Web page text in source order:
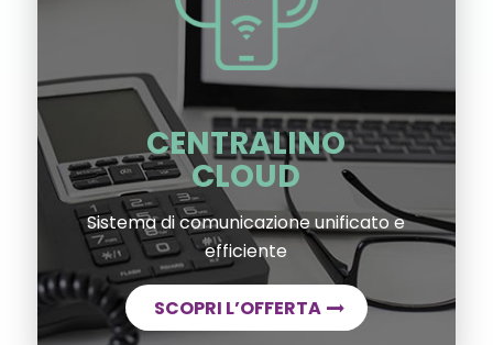
CENTRALINO
CLOUD
Sistema di comunicazione unificato e
efficiente
SCOPRI L’OFFERTA